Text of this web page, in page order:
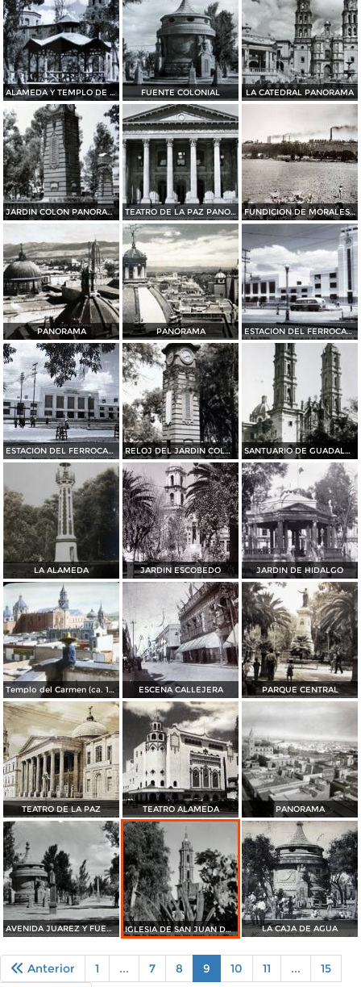
ALAMEDA Y TEMPLO DE SAN JOSE FUENTE COLONIAL LA CATEDRAL PANORAMA
JARDIN COLON PANORAMA TEATRO DE LA PAZ PANORAMA FUNDICION DE MORALES PANORAMA
PANORAMA PANORAMA ESTACION DEL FERROCARRIL
ESTACION DEL FERROCARRIL RELOJ DEL JARDIN COLON SANTUARIO DE GUADALUPE
LA ALAMEDA JARDIN ESCOBEDO JARDIN DE HIDALGO
Templo del Carmen (ca. 1909) ESCENA CALLEJERA PARQUE CENTRAL
TEATRO DE LA PAZ TEATRO ALAMEDA PANORAMA
AVENIDA JUAREZ Y FUENTE IGLESIA DE SAN JUAN DE GUADALUPE LA CAJA DE AGUA
Anterior 1 ... 7 8 9 10 11 ...
15